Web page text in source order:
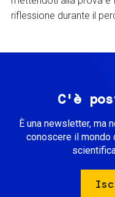
riflessione durante il
C'è
È una newsletter, ma
conoscere il mondo